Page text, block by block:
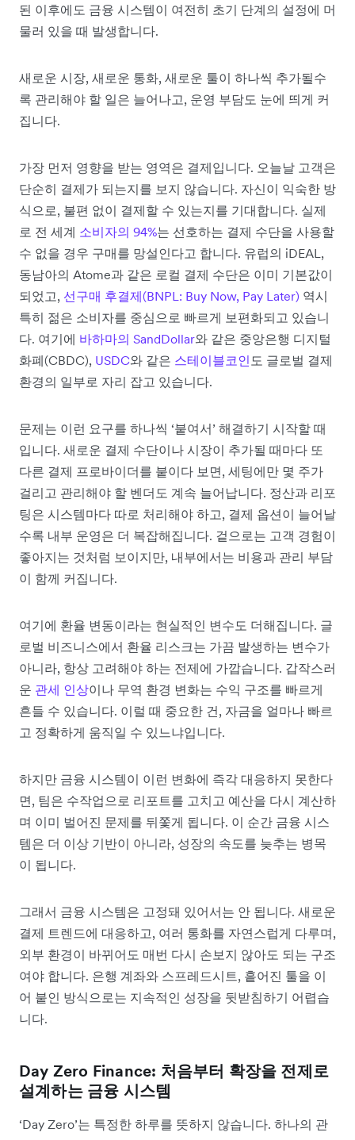
된 이후에도 금융 시스템이 여전히 초기 단계의 설정에 머
물러 있을 때 발생합니다.
새로운 시장, 새로운 통화, 새로운 툴이 하나씩 추가될수
록 관리해야 할 일은 늘어나고, 운영 부담도 눈에 띄게 커
집니다.
가장 먼저 영향을 받는 영역은 결제입니다. 오늘날 고객은
단순히 결제가 되는지를 보지 않습니다. 자신이 익숙한 방
식으로, 불편 없이 결제할 수 있는지를 기대합니다. 실제
로 전 세계 소비자의 94%는 선호하는 결제 수단을 사용할
수 없을 경우 구매를 망설인다고 합니다. 유럽의 iDEAL,
동남아의 Atome과 같은 로컬 결제 수단은 이미 기본값이
되었고, 선구매 후결제(BNPL: Buy Now, Pay Later) 역시
특히 젊은 소비자를 중심으로 빠르게 보편화되고 있습니
다. 여기에 바하마의 SandDollar와 같은 중앙은행 디지털
화폐(CBDC), USDC와 같은 스테이블코인 도 글로벌 결제
환경의 일부로 자리 잡고 있습니다.
문제는 이런 요구를 하나씩 ‘붙여서’ 해결하기 시작할 때
입니다. 새로운 결제 수단이나 시장이 추가될 때마다 또
다른 결제 프로바이더를 붙이다 보면, 세팅에만 몇 주가
걸리고 관리해야 할 벤더도 계속 늘어납니다. 정산과 리포
팅은 시스템마다 따로 처리해야 하고, 결제 옵션이 늘어날
수록 내부 운영은 더 복잡해집니다. 겉으로는 고객 경험이
좋아지는 것처럼 보이지만, 내부에서는 비용과 관리 부담
이 함께 커집니다.
여기에 환율 변동이라는 현실적인 변수도 더해집니다. 글
로벌 비즈니스에서 환율 리스크는 가끔 발생하는 변수가
아니라, 항상 고려해야 하는 전제에 가깝습니다. 갑작스러
운 관세 인상이나 무역 환경 변화는 수익 구조를 빠르게
흔들 수 있습니다. 이럴 때 중요한 건, 자금을 얼마나 빠르
고 정확하게 움직일 수 있느냐입니다.
하지만 금융 시스템이 이런 변화에 즉각 대응하지 못한다
면, 팀은 수작업으로 리포트를 고치고 예산을 다시 계산하
며 이미 벌어진 문제를 뒤쫓게 됩니다. 이 순간 금융 시스
템은 더 이상 기반이 아니라, 성장의 속도를 늦추는 병목
이 됩니다.
그래서 금융 시스템은 고정돼 있어서는 안 됩니다. 새로운
결제 트렌드에 대응하고, 여러 통화를 자연스럽게 다루며,
외부 환경이 바뀌어도 매번 다시 손보지 않아도 되는 구조
여야 합니다. 은행 계좌와 스프레드시트, 흩어진 툴을 이
어 붙인 방식으로는 지속적인 성장을 뒷받침하기 어렵습
니다.
Day Zero Finance: 처음부터 확장을 전제로
설계하는 금융 시스템
‘Day Zero’는 특정한 하루를 뜻하지 않습니다. 하나의 관